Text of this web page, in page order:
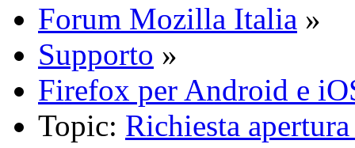
Forum Mozilla Italia »
Supporto »
Firefox per Android e
Topic: Richiesta